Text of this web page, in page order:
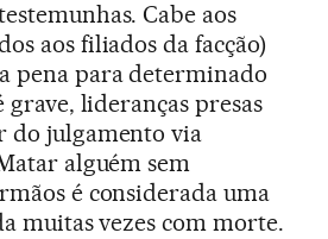
Cabe aos
aos filiados da facção)
pena para determinado
grave, lideranças presas
do julgamento via
alguém sem
é considerada uma
muitas vezes com morte.